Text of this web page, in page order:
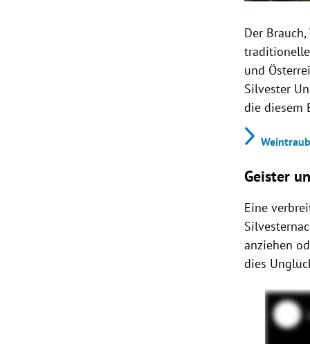
Der
und
Silvester
die diesem
Geister
Eine
anziehen
dies